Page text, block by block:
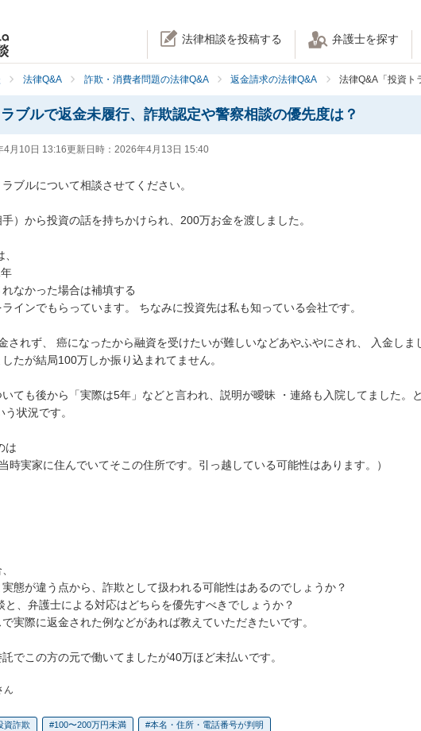
法律相談を投稿する 弁護士を探す
法律Q&A 詐欺・消費者問題の法律Q&A 返金請求の法律Q&A 法律Q&A「投資ト
ブルで返金未履行、詐欺認定や警察相談の優先度は？
4月10日 13:16更新日時： 2026年4月13日 15:40
ブルについて相談させてください。
）から投資の話を持ちかけられ、200万お金を渡しました。
れなかった場合は補填する
インでもらっています。 ちなみに投資先は私も知っている会社です。
されず、 癌になったから融資を受けたいが難しいなどあやふやにされ、 入金しま
たが結局100万しか振り込まれてません。
いても後から「実際は5年」などと言われ、説明が曖昧 ・連絡も入院してました。と
状況です。
態が違う点から、詐欺として扱われる可能性はあるのでしょうか？
実際に返金された例などがあれば教えていただきたいです。
でこの方の元で働いてましたが40万ほど未払いです。
ん
資詐欺 100〜200万円未満 本名・住所・電話番号が判明